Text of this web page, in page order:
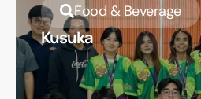
Food & Beverage
Kusuka